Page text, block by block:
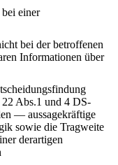
bei einer
bei der betroffenen
Informationen über
Abs.1 und 4 DS-
— aussagekräftige
sowie die Tragweite
derartigen